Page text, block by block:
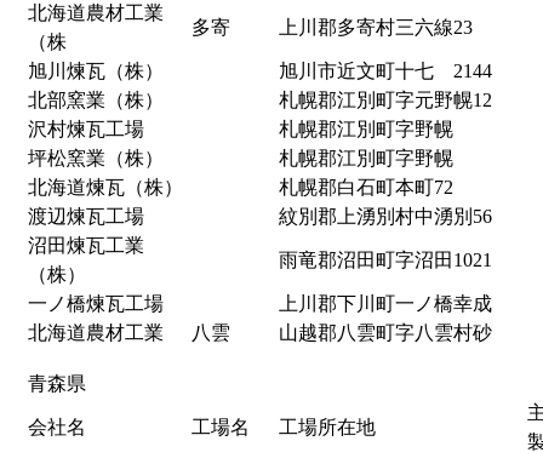
北海道農材工業
（株
多寄 上川郡多寄村三六線23
旭川煉瓦（株）
旭川市近文町十七 2144
北部窯業（株）
札幌郡江別町字元野幌12
沢村煉瓦工場
札幌郡江別町字野幌
坪松窯業（株）
札幌郡江別町字野幌
北海道煉瓦（株）
札幌郡白石町本町72
渡辺煉瓦工場
紋別郡上湧別村中湧別56
沼田煉瓦工業
（株）
雨竜郡沼田町字沼田1021
一ノ橋煉瓦工場
上川郡下川町一ノ橋幸成
北海道農材工業
八雲 山越郡八雲町字八雲村砂
青森県
会社名 工場名 工場所在地